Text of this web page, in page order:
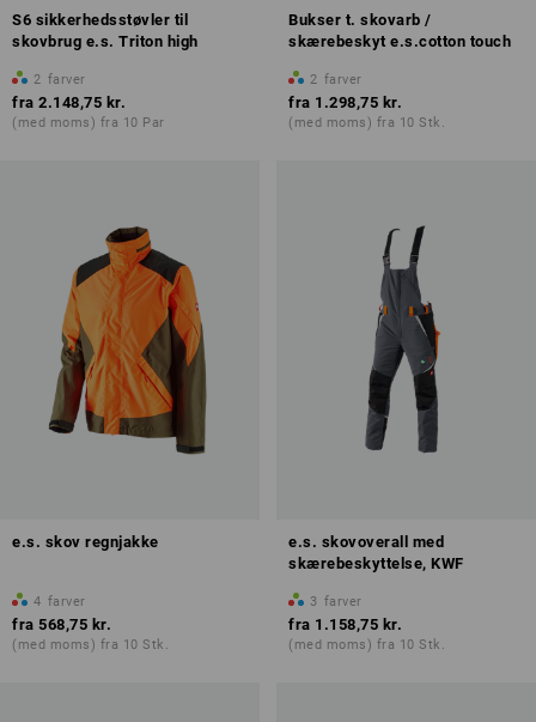
S6 sikkerhedsstøvler til
skovbrug e.s. Triton high
2 farver
fra 2.148,75 kr.
(med moms) fra 10 Par
Bukser t. skovarb /
skærebeskyt e.s.cotton touch
2 farver
fra 1.298,75 kr.
(med moms) fra 10 Stk.
e.s. skov regnjakke
4 farver
fra 568,75 kr.
(med moms) fra 10 Stk.
e.s. skovoverall med
skærebeskyttelse, KWF
3 farver
fra 1.158,75 kr.
(med moms) fra 10 Stk.